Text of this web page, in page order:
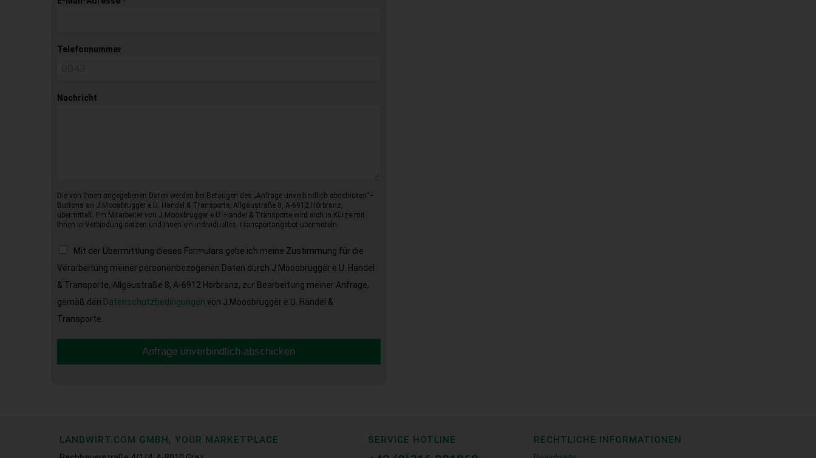
Telefonnummer
Nachricht
Die von Ihnen angegebenen Daten werden bei Betätigen des „Anfrage unverbindlich abschicken“–
Buttons an J.Moosbrugger e.U. Handel & Transporte, Allgäustraße 8, A-6912 Hörbranz,
übermittelt. Ein Mitarbeiter von J.Moosbrugger e.U. Handel & Transporte wird sich in Kürze mit
Ihnen in Verbindung setzen und Ihnen ein individuelles Transportangebot übermitteln.
Mit der Übermittlung dieses Formulars gebe ich meine Zustimmung für die
Verarbeitung meiner personenbezogenen Daten durch J.Moosbrugger e.U. Handel
& Transporte, Allgäustraße 8, A-6912 Hörbranz, zur Bearbeitung meiner Anfrage,
gemäß den Datenschutzbedingungen von J.Moosbrugger e.U. Handel &
Transporte.
Anfrage unverbindlich abschicken
LANDWIRT.COM GMBH, YOUR MARKETPLACE SERVICE HOTLINE RECHTLICHE INFORMATIONEN